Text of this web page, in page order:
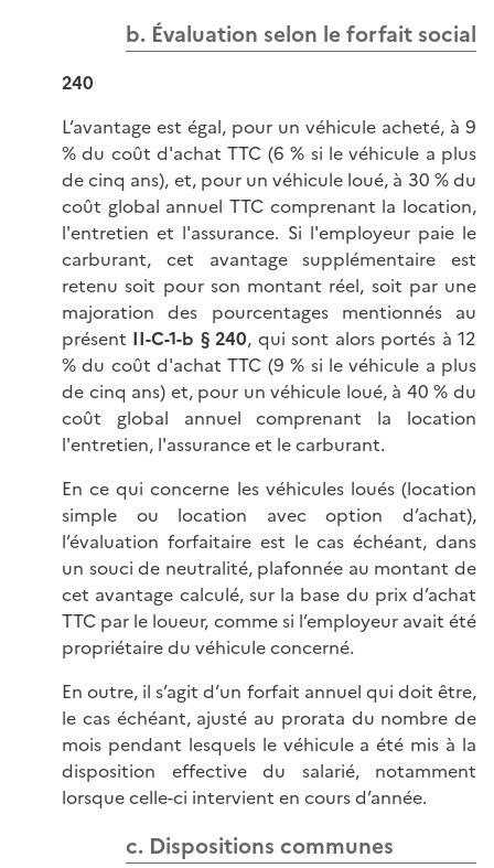
b. Évaluation selon le forfait social
240
L’avantage est égal, pour un véhicule acheté, à 9
% du coût d'achat TTC (6 % si le véhicule a plus
de cinq ans), et, pour un véhicule loué, à 30 % du
coût global annuel TTC comprenant la location,
l'entretien et l'assurance. Si l'employeur paie le
carburant, cet avantage supplémentaire est
retenu soit pour son montant réel, soit par une
majoration des pourcentages mentionnés au
présent II-C-1-b § 240, qui sont alors portés à 12
% du coût d'achat TTC (9 % si le véhicule a plus
de cinq ans) et, pour un véhicule loué, à 40 % du
coût global annuel comprenant la location
l'entretien, l'assurance et le carburant.
En ce qui concerne les véhicules loués (location
simple ou location avec option d’achat),
l’évaluation forfaitaire est le cas échéant, dans
un souci de neutralité, plafonnée au montant de
cet avantage calculé, sur la base du prix d’achat
TTC par le loueur, comme si l’employeur avait été
propriétaire du véhicule concerné.
En outre, il s’agit d’un forfait annuel qui doit être,
le cas échéant, ajusté au prorata du nombre de
mois pendant lesquels le véhicule a été mis à la
disposition effective du salarié, notamment
lorsque celle-ci intervient en cours d’année.
c. Dispositions communes